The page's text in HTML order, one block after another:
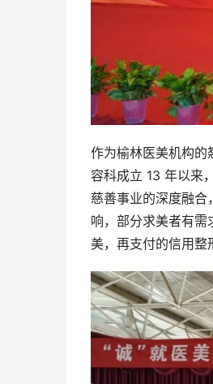
作为榆林医美机构的
容科成立 13 年以来
慈善事业的深度融合
响，部分求美者有
美，再支付的信用整